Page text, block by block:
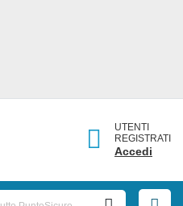
UTENTI
REGISTRATI
Accedi